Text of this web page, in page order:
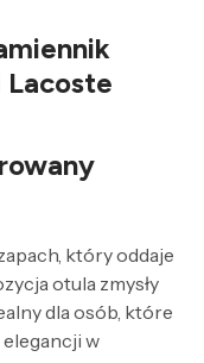
Lacoste
który oddaje
otula zmysły
dla osób, które
w